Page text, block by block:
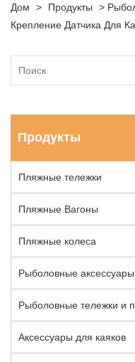
Дом > Продукты >
Крепление Датчика Для
Продукты
Пляжные тележки
Пляжные Вагоны
Пляжные колеса
Рыболовные аксессуары
Рыболовные тележки и
Аксессуары для каяков